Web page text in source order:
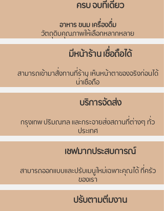
ครบ จบที่เดียว
อาหาร ขนม เครื่องดื่ม
วัตถุดิบคุณภาพให้เลือกหลากหลาย
มีหน้าร้าน เชื่อถือได้
สามารถเข้ามาสั่งทานที่ร้าน เห็นหน้าตาของจริงก่อนได้
น่าเชื่อถือ
บริการจัดส่ง
กรุงเทพ ปริมณฑลและกระจายส่งสถานที่ต่างๆ ทั่ว
ประเทศ
เชฟมากประสบการณ์
สามารถออกแบบและปรับเมนูใหม่เฉพาะคุณได้ ที่ครัว
ของเรา
ปรับตามตีมงาน